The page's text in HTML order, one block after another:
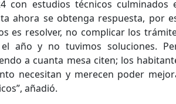
con estudios técnicos culminados
ahora se obtenga respuesta, por
es resolver, no complicar los
año y no tuvimos soluciones.
a cuanta mesa citen; los
necesitan y merecen poder
añadió.